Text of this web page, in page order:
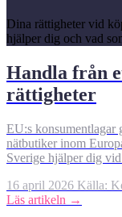
Dina rättigheter vid
hjälper dig och vad
Handla från
rättigheter
EU:s konsumentlagar
nätbutiker inom
Sverige hjälper dig
16 april 2026 Källa:
Läs artikeln →